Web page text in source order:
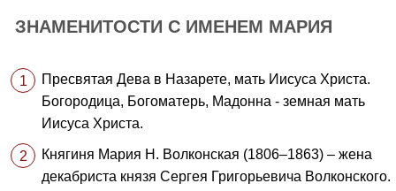
ЗНАМЕНИТОСТИ С ИМЕНЕМ МАРИЯ
Пресвятая Дева в Назарете, мать Иисуса Христа.
Богородица, Богоматерь, Мадонна - земная мать
Иисуса Христа.
Княгиня Мария Н. Волконская (1806–1863) – жена
декабриста князя Сергея Григорьевича Волконского.